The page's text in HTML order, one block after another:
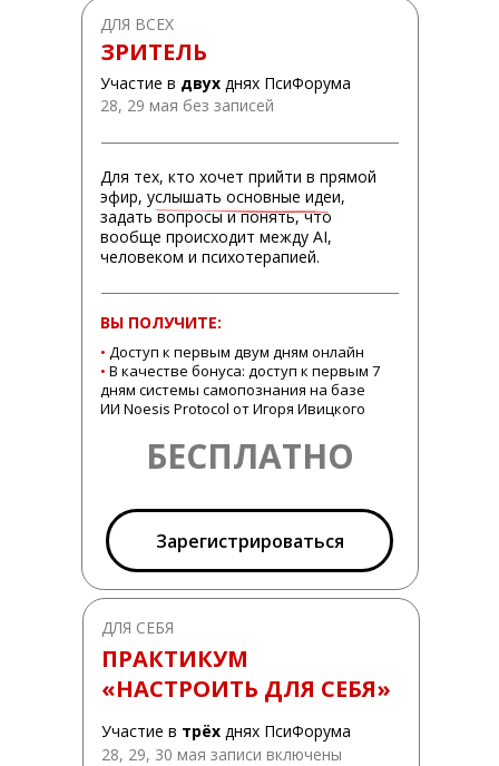
ВАЖНО! ЧТОБЫ У ВАС БЫЛА
ВОЗМОЖНОСТЬ ПИСАТЬ В ЧАТЕ,
НАЖМИТЕ
Участие в двух днях ПсиФорума
ДЛЯ ВСЕХ
ЗРИТЕЛЬ
28, 29 мая без записей
Для тех, кто хочет прийти в прямой
эфир, услышать основные идеи,
задать вопросы и понять, что
вообще происходит между AI,
человеком и психотерапией.
• Доступ к первым двум дням онлайн
• В качестве бонуса: доступ к первым 7
дням системы самопознания на базе
ИИ Noesis Protocol от Игоря Ивицкого
Зарегистрироваться
БЕСПЛАТНО
ВЫ ПОЛУЧИТЕ:
Участие в трёх днях ПсиФорума
ДЛЯ СЕБЯ
ПРАКТИКУМ
«НАСТРОИТЬ ДЛЯ СЕБЯ»
28, 29, 30 мая записи включены